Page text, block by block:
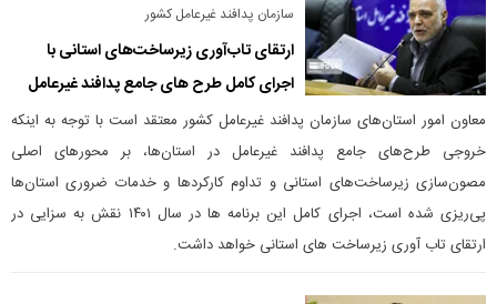
سازمان پدافند غیرعامل کشور
ارتقای تاب‌آوری زیرساخت‌های استانی با
اجرای کامل طرح های جامع پدافند غیرعامل
معاون امور استان‌های سازمان پدافند غیرعامل کشور معتقد است با توجه به اینکه
خروجی طرح‌های جامع پدافند غیرعامل در استان‌ها، بر محورهای اصلی
مصون‌سازی زیرساخت‌های استانی و تداوم کارکردها و خدمات ضروری استان‌ها
پی‌ریزی شده است، اجرای کامل این برنامه ها در سال ۱۴۰۱ نقش به سزایی در
ارتقای تاب آوری زیرساخت های استانی خواهد داشت.